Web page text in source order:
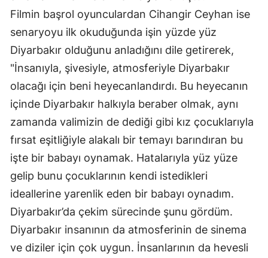
Filmin başrol oyunculardan Cihangir Ceyhan ise
senaryoyu ilk okuduğunda işin yüzde yüz
Diyarbakır olduğunu anladığını dile getirerek,
"İnsanıyla, şivesiyle, atmosferiyle Diyarbakır
olacağı için beni heyecanlandırdı. Bu heyecanın
içinde Diyarbakır halkıyla beraber olmak, aynı
zamanda valimizin de dediği gibi kız çocuklarıyla
fırsat eşitliğiyle alakalı bir temayı barındıran bu
işte bir babayı oynamak. Hatalarıyla yüz yüze
gelip bunu çocuklarının kendi istedikleri
ideallerine yarenlik eden bir babayı oynadım.
Diyarbakır’da çekim sürecinde şunu gördüm.
Diyarbakır insanının da atmosferinin de sinema
ve diziler için çok uygun. İnsanlarının da hevesli